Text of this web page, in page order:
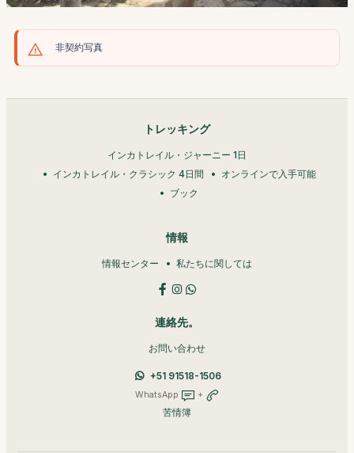
非契約写真
トレッキング
インカトレイル・ジャーニー 1日
インカトレイル・クラシック 4日間
オンラインで入手可能
ブック
情報
情報センター 私たちに関しては
連絡先。
お問い合わせ
+51 91518-1506
WhatsApp +
苦情簿